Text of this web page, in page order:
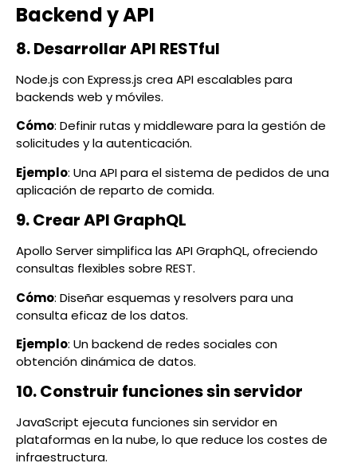
Backend y API
8. Desarrollar API RESTful
Node.js con Express.js crea API escalables para
backends web y móviles.
Cómo: Definir rutas y middleware para la gestión de
solicitudes y la autenticación.
Ejemplo: Una API para el sistema de pedidos de una
aplicación de reparto de comida.
9. Crear API GraphQL
Apollo Server simplifica las API GraphQL, ofreciendo
consultas flexibles sobre REST.
Cómo: Diseñar esquemas y resolvers para una
consulta eficaz de los datos.
Ejemplo: Un backend de redes sociales con
obtención dinámica de datos.
10. Construir funciones sin servidor
JavaScript ejecuta funciones sin servidor en
plataformas en la nube, lo que reduce los costes de
infraestructura.